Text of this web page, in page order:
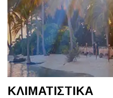
KΛΙΜΑΤΙΣΤΙΚΑ